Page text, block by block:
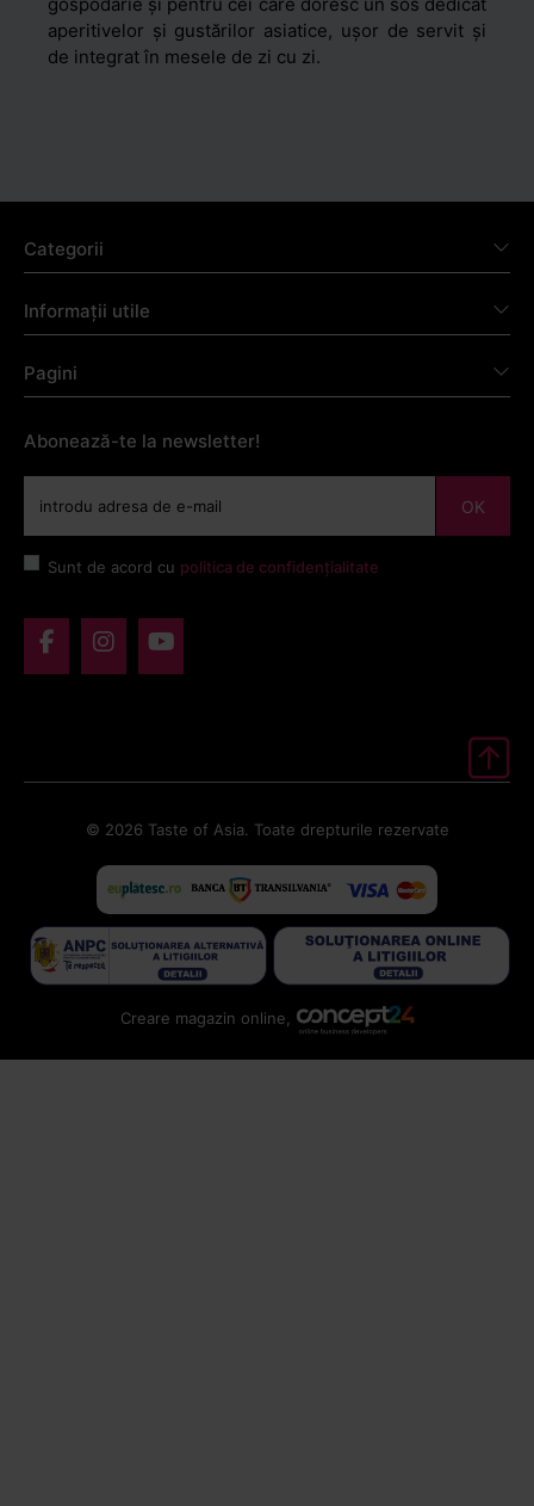
aperitivelor și gustărilor asiatice, ușor de servit și
de integrat în mesele de zi cu zi.
Categorii
Informații utile
Pagini
Abonează-te la newsletter!
OK
Sunt de acord cu politica de confidențialitate
© 2026 Taste of Asia. Toate drepturile rezervate
Creare magazin online,